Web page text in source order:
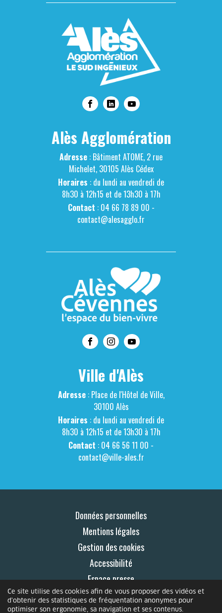
Ce site utilise des cookies afin de vous proposer des vidéos et
d'obtenir des statistiques de fréquentation anonymes pour
optimiser son ergonomie, sa navigation et ses contenus.
Alès Agglomération
Adresse : Bâtiment ATOME, 2 rue
Michelet, 30105 Alès Cédex
Horaires : du lundi au vendredi de
8h30 à 12h15 et de 13h30 à 17h
Contact : 04 66 78 89 00 -
contact@alesagglo.fr
Ville d'Alès
Adresse: Place de l'Hôtel de Ville,
30100 Alès
Horaires : du lundi au vendredi de
8h30 à 12h15 et de 13h30 à 17h
Contact : 04 66 56 11 00 -
contact@ville-ales.fr
Données personnelles
Mentions légales
Gestion des cookies
Accessibilité
Espace presse
Contact